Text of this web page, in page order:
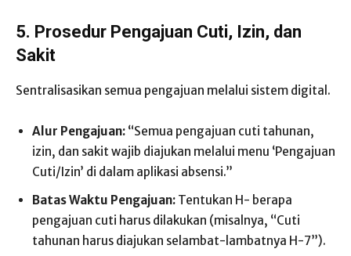
5. Prosedur Pengajuan Cuti, Izin, dan
Sakit
Sentralisasikan semua pengajuan melalui sistem digital.
Alur Pengajuan: “Semua pengajuan cuti tahunan,
izin, dan sakit wajib diajukan melalui menu ‘Pengajuan
Cuti/Izin’ di dalam aplikasi absensi.”
Batas Waktu Pengajuan: Tentukan H- berapa
pengajuan cuti harus dilakukan (misalnya, “Cuti
tahunan harus diajukan selambat-lambatnya H-7”).